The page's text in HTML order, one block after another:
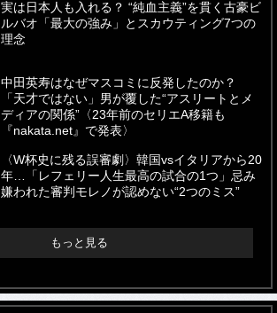
実は日本人も入れる？ “純血主義”を貫く古豪ビ
ルバオ「最大の強み」とスカウティング7つの
理念
中田英寿はなぜマスコミに反発したのか？
「天才ではない」男が覆した“アスリートとメ
ディアの関係”〈23年前のセリエA移籍も
『nakata.net』で発表〉
〈W杯史に残る誤審劇〉韓国vsイタリアから20
年…「レフェリー人生最高の試合の1つ」忌み
嫌われた審判モレノが認めない“2つのミス”
もっと見る